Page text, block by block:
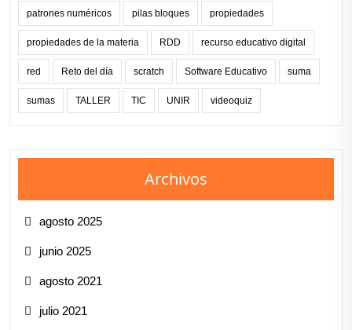
patrones numéricos pilas bloques propiedades
propiedades de la materia RDD recurso educativo digital
red Reto del día scratch Software Educativo suma
sumas TALLER TIC UNIR videoquiz
Archivos
agosto 2025
junio 2025
agosto 2021
julio 2021